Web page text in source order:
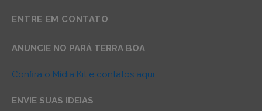
ENTRE EM CONTATO
ANUNCIE NO PARÁ TERRA BOA
Confira o Mídia Kit e contatos aqui
ENVIE SUAS IDEIAS